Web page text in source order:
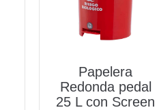
Papelera
Redonda pedal
25 L con Screen